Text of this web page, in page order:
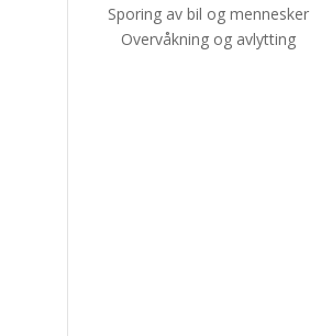
Sporing av bil og mennesker
Overvåkning og avlytting